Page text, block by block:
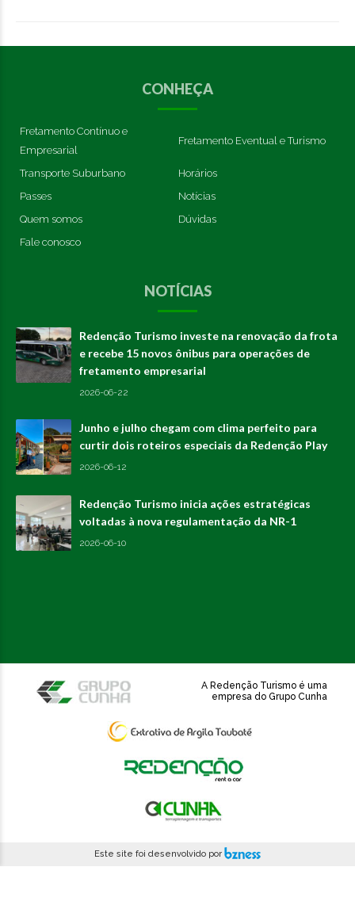
CONHEÇA
Fretamento Contínuo e
Empresarial
Fretamento Eventual e Turismo
Transporte Suburbano
Horários
Passes
Notícias
Quem somos
Dúvidas
Fale conosco
NOTÍCIAS
Redenção Turismo investe na renovação da frota
e recebe 15 novos ônibus para operações de
fretamento empresarial
2026-06-22
Junho e julho chegam com clima perfeito para
curtir dois roteiros especiais da Redenção Play
2026-06-12
Redenção Turismo inicia ações estratégicas
voltadas à nova regulamentação da NR-1
2026-06-10
A Redenção Turismo é uma
empresa do Grupo Cunha
Este site foi desenvolvido por